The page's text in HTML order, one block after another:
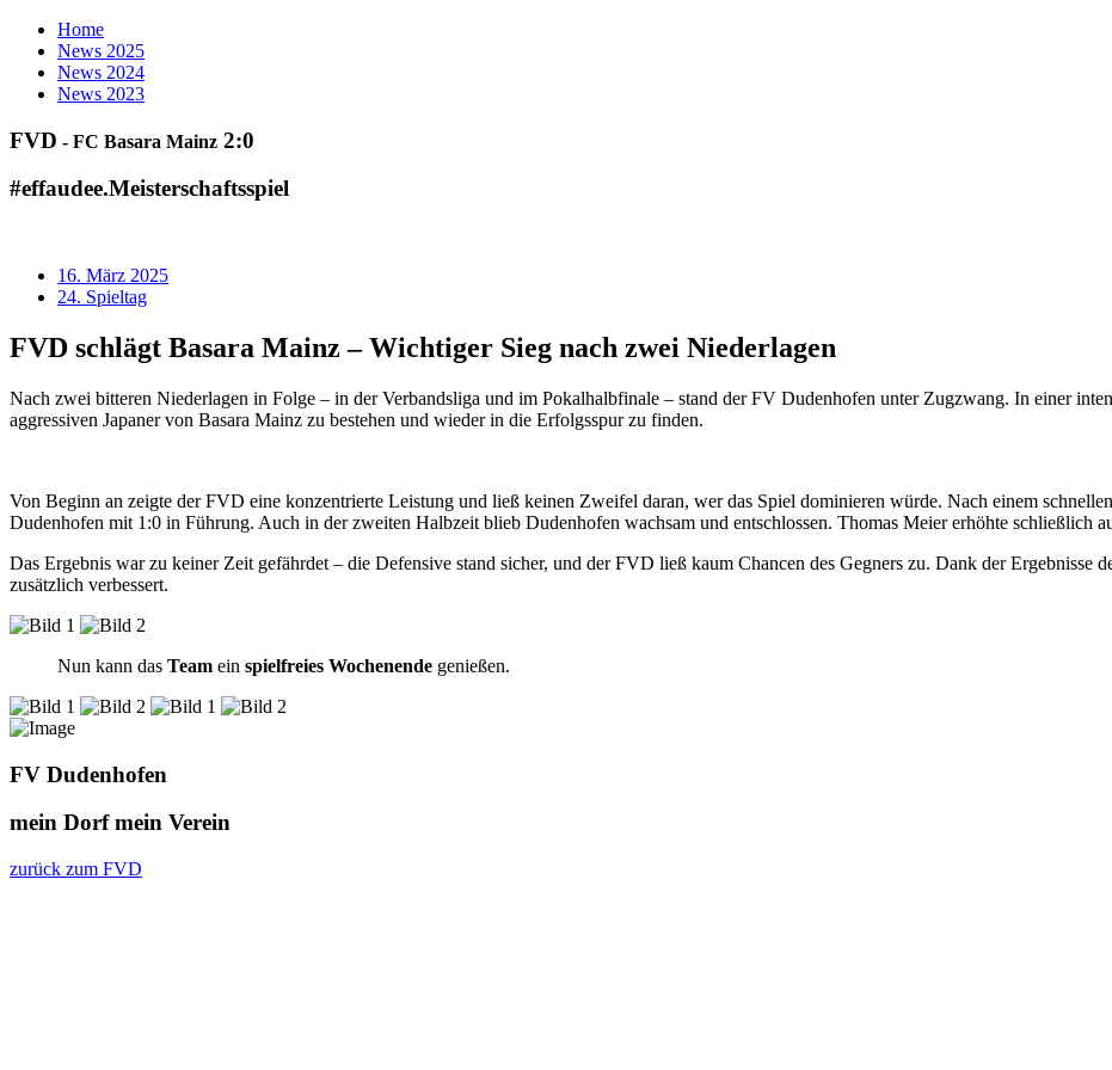
Home
News 2025
News 2024
News 2023
FVD - FC Basara Mainz 2:0
#effaudee.Meisterschaftsspiel
16. März 2025
24. Spieltag
FVD schlägt Basara Mainz –Wichtiger Sieg nach zwei Niederlagen
Nach zwei bitteren Niederlagen in Folge – in der Verbandsliga und im Pokalhalbfinale – stand der FV Dudenhofen unter Zugzwang. In einer
aggressiven Japaner von Basara Mainz zu bestehen und wieder in die Erfolgsspur zu finden.
Von Beginn an zeigte der FVD eine konzentrierte Leistung und ließ keinen Zweifel daran, wer das Spiel dominieren würde. Nach einem
Dudenhofen mit 1:0 in Führung. Auch in der zweiten Halbzeit blieb Dudenhofen wachsam und entschlossen. Thomas Meier erhöhte schließlich
Das Ergebnis war zu keiner Zeit gefährdet – die Defensive stand sicher, und der FVD ließ kaum Chancen des Gegners zu. Dank der Ergebnisse
zusätzlich verbessert.
Nun kann das Team ein spielfreies Wochenende genießen.
FV Dudenhofen
mein Dorfmein Verein
zurück zum FVD